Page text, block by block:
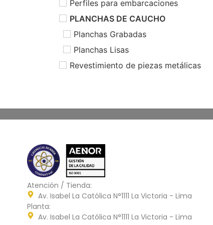
Perfiles para embarcaciones
PLANCHAS DE CAUCHO
Planchas Grabadas
Planchas Lisas
Revestimiento de piezas metálicas
Atención / Tienda:
Av. Isabel La Católica N°1111 La Victoria - Lima
Planta:
Av. Isabel La Católica N°1111 La Victoria - Lima